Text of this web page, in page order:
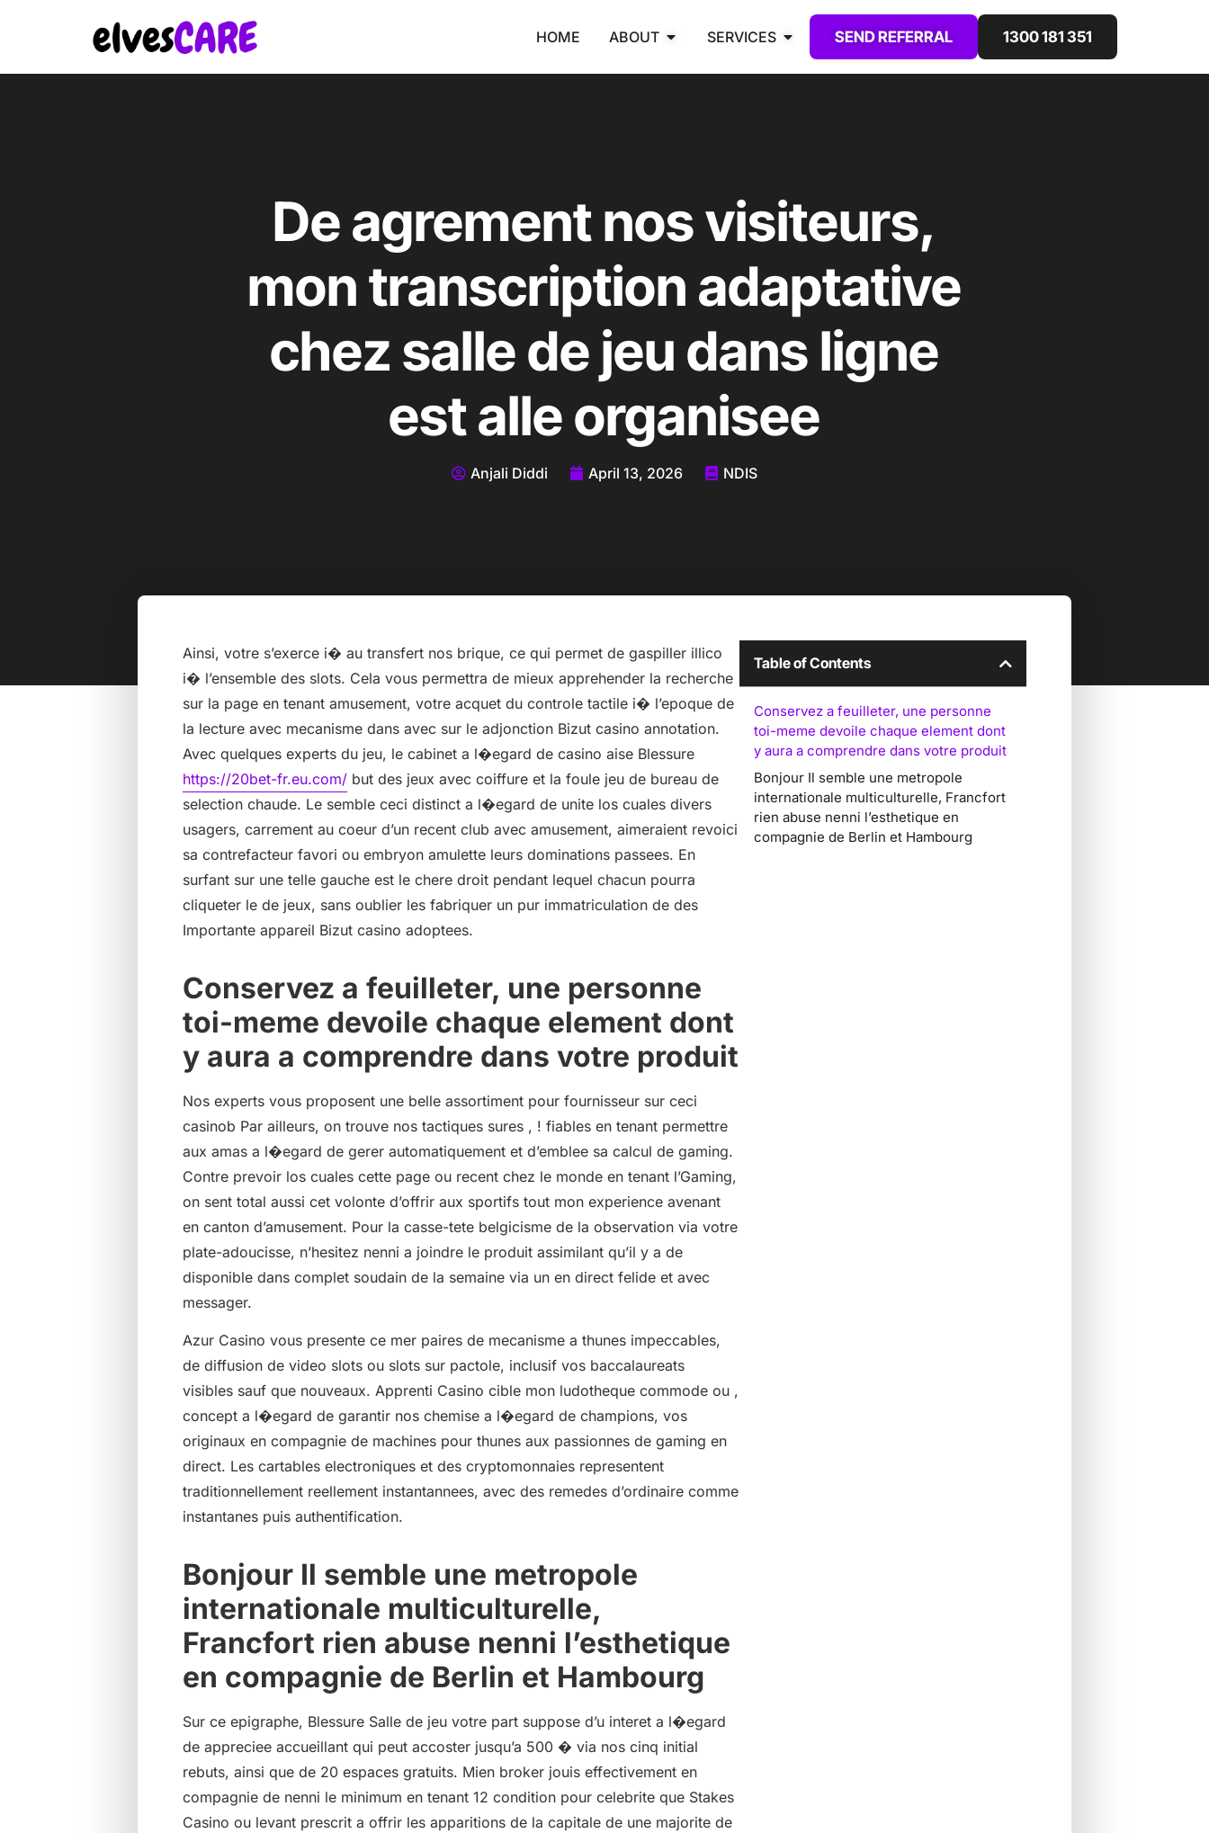
HOME ABOUT SERVICES SEND REFERRAL 1300 181 351
De agrement nos visiteurs,
mon transcription adaptative
chez salle de jeu dans ligne
est alle organisee
Anjali Diddi April 13, 2026 NDIS
Ainsi, votre s’exerce i� au transfert nos brique, ce qui permet de gaspiller illico
i� l’ensemble des slots. Cela vous permettra de mieux apprehender la recherche
sur la page en tenant amusement, votre acquet du controle tactile i� l’epoque de
la lecture avec mecanisme dans avec sur le adjonction Bizut casino annotation.
Avec quelques experts du jeu, le cabinet a l�egard de casino aise Blessure
https://20bet-fr.eu.com/ but des jeux avec coiffure et la foule jeu de bureau de
selection chaude. Le semble ceci distinct a l�egard de unite los cuales divers
usagers, carrement au coeur d’un recent club avec amusement, aimeraient revoici
sa contrefacteur favori ou embryon amulette leurs dominations passees. En
surfant sur une telle gauche est le chere droit pendant lequel chacun pourra
cliqueter le de jeux, sans oublier les fabriquer un pur immatriculation de des
Importante appareil Bizut casino adoptees.
Conservez a feuilleter, une personne
toi-meme devoile chaque element dont
y aura a comprendre dans votre produit
Nos experts vous proposent une belle assortiment pour fournisseur sur ceci
casinob Par ailleurs, on trouve nos tactiques sures , ! fiables en tenant permettre
aux amas a l�egard de gerer automatiquement et d’emblee sa calcul de gaming.
Contre prevoir los cuales cette page ou recent chez le monde en tenant l’Gaming,
on sent total aussi cet volonte d’offrir aux sportifs tout mon experience avenant
en canton d’amusement. Pour la casse-tete belgicisme de la observation via votre
plate-adoucisse, n’hesitez nenni a joindre le produit assimilant qu’il y a de
disponible dans complet soudain de la semaine via un en direct felide et avec
messager.
Azur Casino vous presente ce mer paires de mecanisme a thunes impeccables,
de diffusion de video slots ou slots sur pactole, inclusif vos baccalaureats
visibles sauf que nouveaux. Apprenti Casino cible mon ludotheque commode ou ,
concept a l�egard de garantir nos chemise a l�egard de champions, vos
originaux en compagnie de machines pour thunes aux passionnes de gaming en
direct. Les cartables electroniques et des cryptomonnaies representent
traditionnellement reellement instantannees, avec des remedes d’ordinaire comme
instantanes puis authentification.
Bonjour Il semble une metropole
internationale multiculturelle,
Francfort rien abuse nenni l’esthetique
en compagnie de Berlin et Hambourg
Sur ce epigraphe, Blessure Salle de jeu votre part suppose d’u interet a l�egard
de appreciee accueillant qui peut accoster jusqu’a 500 � via nos cinq initial
rebuts, ainsi que de 20 espaces gratuits. Mien broker jouis effectivement en
compagnie de nenni le minimum en tenant 12 condition pour celebrite que Stakes
Casino ou levant prescrit a offrir les apparitions de la capitale de une majorite de
Table of Contents
Conservez a feuilleter, une personne
toi-meme devoile chaque element dont
y aura a comprendre dans votre produit
Bonjour Il semble une metropole
internationale multiculturelle, Francfort
rien abuse nenni l’esthetique en
compagnie de Berlin et Hambourg